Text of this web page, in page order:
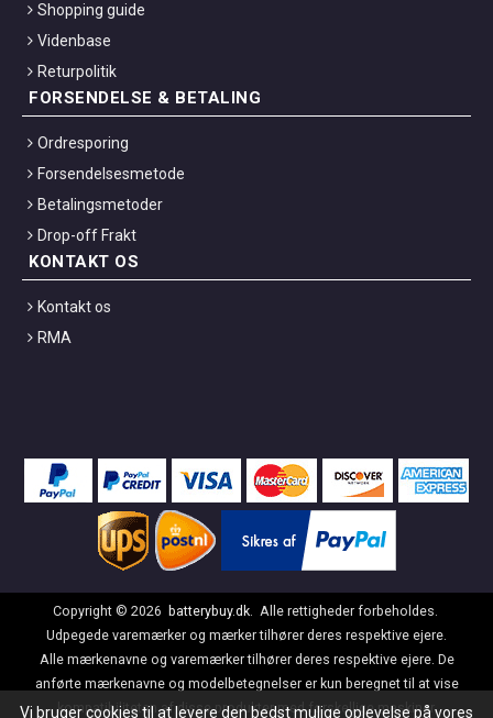
Shopping guide
Videnbase
Returpolitik
FORSENDELSE & BETALING
Ordresporing
Forsendelsesmetode
Betalingsmetoder
Drop-off Frakt
KONTAKT OS
Kontakt os
RMA
Copyright © 2026 batterybuy.dk. Alle rettigheder forbeholdes.
Udpegede varemærker og mærker tilhører deres respektive ejere.
Alle mærkenavne og varemærker tilhører deres respektive ejere. De
anførte mærkenavne og modelbetegnelser er kun beregnet til at vise
kompatibiliteten af disse produkter med forskellige maskiner.
Vi bruger cookies til at levere den bedst mulige oplevelse på vores